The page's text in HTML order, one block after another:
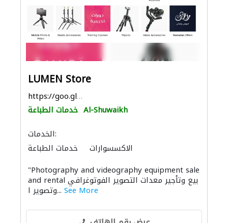
LUMEN Store
https://goo.gl/maps/YZutbPoKosnDAFXn8
خدمات الطباعة Al-Shuwaikh
الخدمات:
خدمات الطباعة
الاكسسوارات
الصوتيات
"Photography and videography equipment sale
and rental بيع وتأجير معدات التصوير الفوتوغرافي
وتصوير ا... See More